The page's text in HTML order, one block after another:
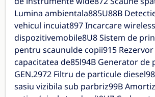
Lumina ambientala885U88B
vehicul incuiat897 Incarcare
dispozitivemobile8U8 Sistem de
pentru scaunulde copii915
capacitatea de85l94B Generator
GEN.2972 Filtru de particule
sasiu vizibila sub parbriz99B